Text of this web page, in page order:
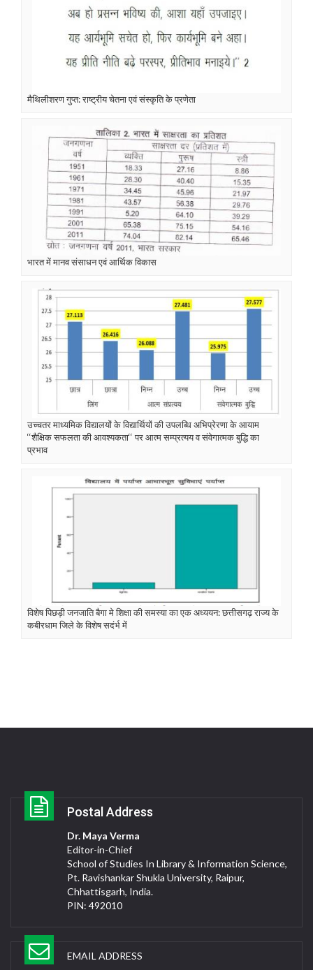
मैथिलीशरण गुप्त: राष्ट्रीय चेतना एवं संस्कृति के प्रणेता
भारत में मानव संसाधन एवं आर्थिक विकास
उच्चतर माध्यमिक विद्यालयों के विद्यार्थियों की उपलब्धि अभिप्रेरणा के आयाम
‘‘शैक्षिक सफलता की आवश्यकता‘‘ पर आत्म सम्प्रत्यय व संवेगात्मक बुद्धि का
प्रभाव
विशेष पिछड़ी जनजाति बैगा मे शिक्षा की समस्या का एक अध्ययन: छत्तीसगढ़ राज्य के
कबीरधाम जिले के विशेष सदंर्भ में
Postal Address
Dr. Maya Verma
Editor-in-Chief
School of Studies In Library & Information Science,
Pt. Ravishankar Shukla University, Raipur,
Chhattisgarh, India.
PIN: 492010
EMAIL ADDRESS